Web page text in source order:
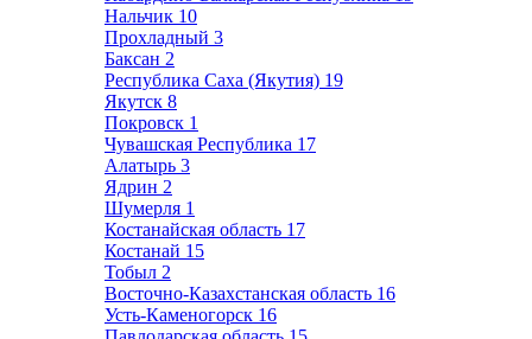
Нальчик 10
Прохладный 3
Баксан 2
Республика Саха (Якутия) 19
Якутск 8
Покровск 1
Чувашская Республика 17
Алатырь 3
Ядрин 2
Шумерля 1
Костанайская область 17
Костанай 15
Тобыл 2
Восточно-Казахстанская область 16
Усть-Каменогорск 16